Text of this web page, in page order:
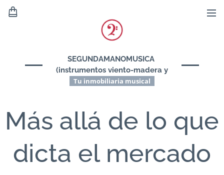
SEGUNDAMANOMUSICA
(instrumentos viento-madera y
viento-metal)
Tu inmobiliaria musical
Más allá de lo que
dicta el mercado